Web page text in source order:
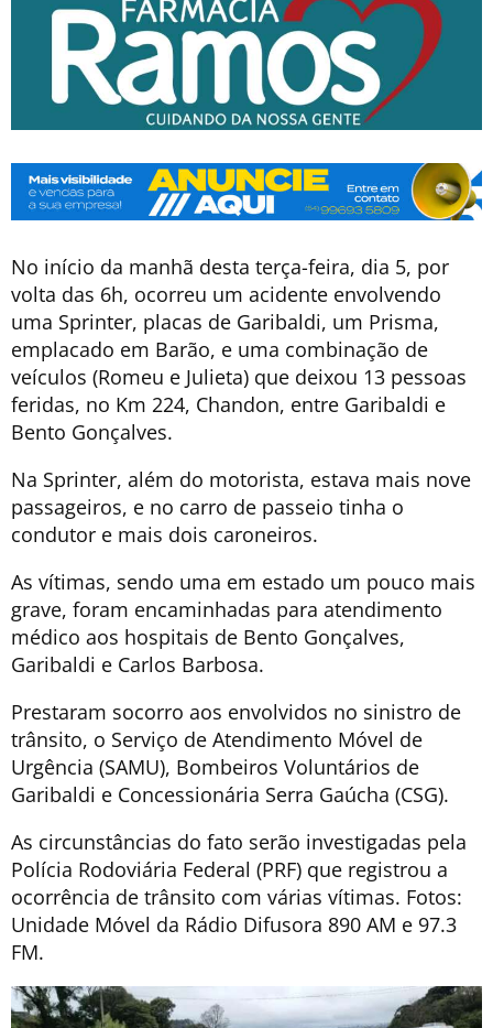
No início da manhã desta terça-feira, dia 5, por
volta das 6h, ocorreu um acidente envolvendo
uma Sprinter, placas de Garibaldi, um Prisma,
emplacado em Barão, e uma combinação de
veículos (Romeu e Julieta) que deixou 13 pessoas
feridas, no Km 224, Chandon, entre Garibaldi e
Bento Gonçalves.
Na Sprinter, além do motorista, estava mais nove
passageiros, e no carro de passeio tinha o
condutor e mais dois caroneiros.
As vítimas, sendo uma em estado um pouco mais
grave, foram encaminhadas para atendimento
médico aos hospitais de Bento Gonçalves,
Garibaldi e Carlos Barbosa.
Prestaram socorro aos envolvidos no sinistro de
trânsito, o Serviço de Atendimento Móvel de
Urgência (SAMU), Bombeiros Voluntários de
Garibaldi e Concessionária Serra Gaúcha (CSG).
As circunstâncias do fato serão investigadas pela
Polícia Rodoviária Federal (PRF) que registrou a
ocorrência de trânsito com várias vítimas. Fotos:
Unidade Móvel da Rádio Difusora 890 AM e 97.3
FM.